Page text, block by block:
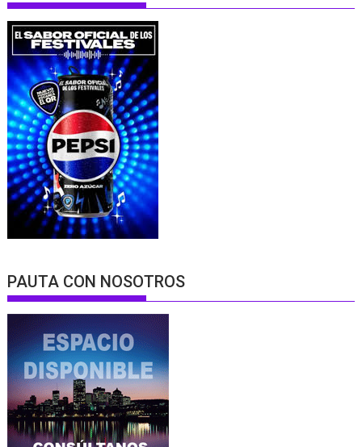
PAUTA CON NOSOTROS